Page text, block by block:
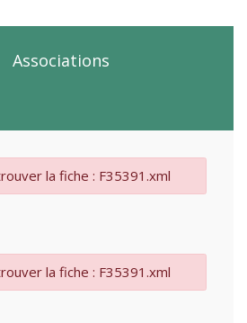
Associations
la fiche : F35391.xml
la fiche : F35391.xml